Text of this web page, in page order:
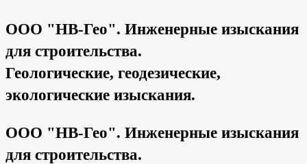
ООО "НВ-Гео". Инженерные изыскания
для строительства.
Геологические, геодезические,
экологические изыскания.
ООО "НВ-Гео". Инженерные изыскания
для строительства.